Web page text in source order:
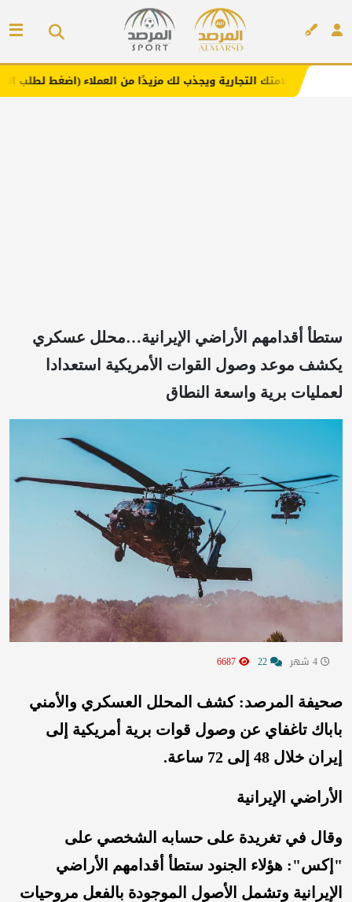
ويجذب لك مزيدًا من العملاء (اضغط لطلب الإعلان)
ستطأ أقدامهم الأراضي الإيرانية…محلل عسكري
يكشف موعد وصول القوات الأمريكية استعدادا
لعمليات برية واسعة النطاق
صحيفة المرصد: كشف المحلل العسكري والأمني
باباك تاغفاي عن وصول قوات برية أمريكية إلى
إيران خلال 48 إلى 72 ساعة.
الأراضي الإيرانية
وقال في تغريدة على حسابه الشخصي على
"إكس": هؤلاء الجنود ستطأ أقدامهم الأراضي
الإيرانية وتشمل الأصول الموجودة بالفعل مروحيات